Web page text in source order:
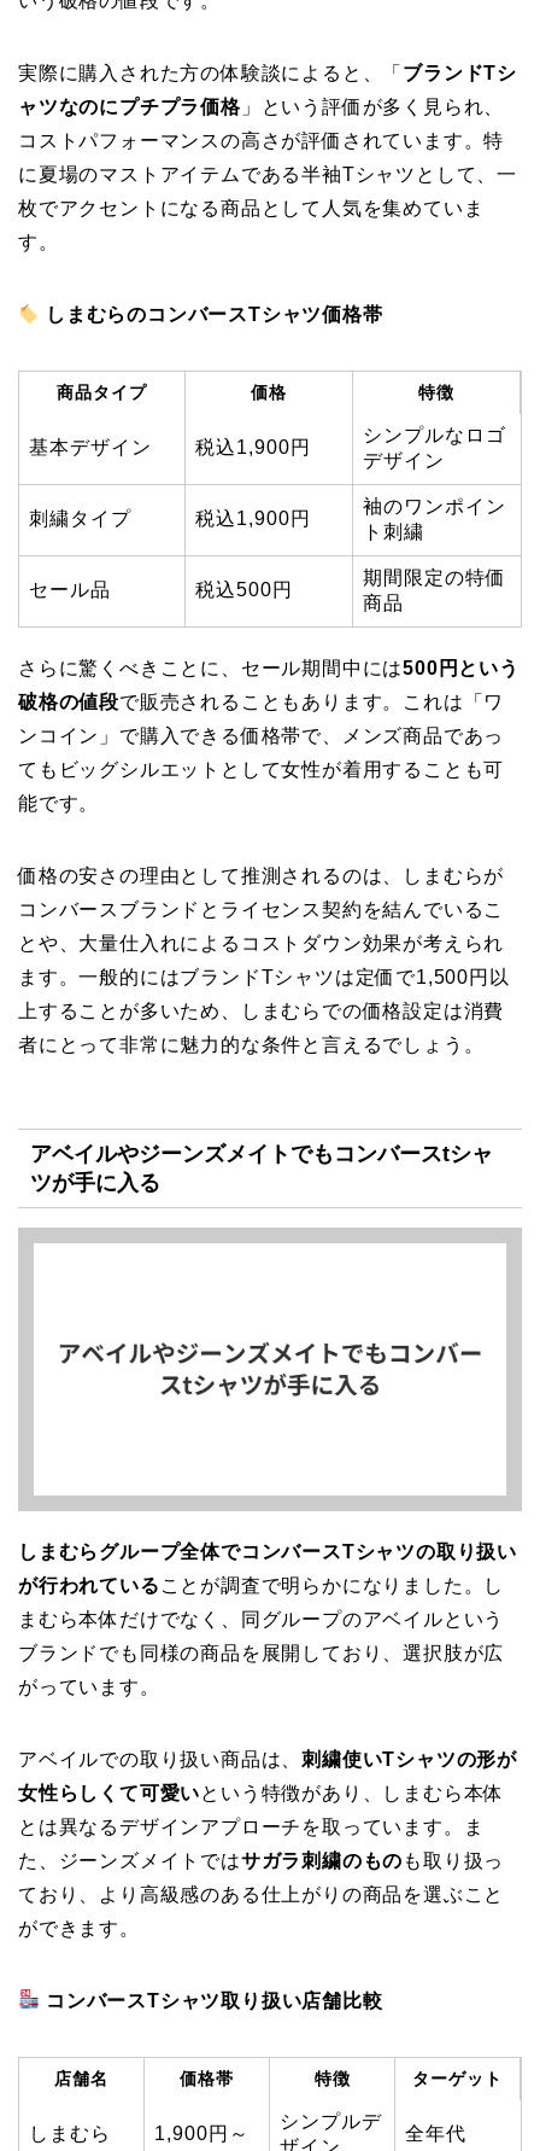
実際に購入された方の体験談によると、「 ブランドTシ
ャツなのにプチプラ価格」という評価が多く見られ、
コストパフォーマンスの高さが評価されています。特
に夏場のマストアイテムである半袖Tシャツとして、一
枚でアクセントになる商品として人気を集めていま
す。
しまむらのコンバースTシャツ価格帯
商品タイプ 価格 特徴
基本デザイン 税込1,900円
シンプルなロゴ
デザイン
刺繍タイプ 税込1,900円
袖のワンポイン
ト刺繍
セール品 税込500円
期間限定の特価
商品
さらに驚くべきことに、セール期間中には500円という
破格の値段で販売されることもあります。これは「ワ
ンコイン」で購入できる価格帯で、メンズ商品であっ
てもビッグシルエットとして女性が着用することも可
能です。
価格の安さの理由として推測されるのは、しまむらが
コンバースブランドとライセンス契約を結んでいるこ
とや、大量仕入れによるコストダウン効果が考えられ
ます。一般的にはブランドTシャツは定価で1,500円以
上することが多いため、しまむらでの価格設定は消費
者にとって非常に魅力的な条件と言えるでしょう。
アベイルやジーンズメイトでもコンバースtシャ
ツが手に入る
しまむらグループ全体でコンバースTシャツの取り扱い
が行われている ことが調査で明らかになりました。し
まむら本体だけでなく、同グループのアベイルという
ブランドでも同様の商品を展開しており、選択肢が広
がっています。
アベイルでの取り扱い商品は、刺繍使いTシャツの形が
女性らしくて可愛いという特徴があり、しまむら本体
とは異なるデザインアプローチを取っています。ま
た、ジーンズメイトではサガラ刺繍のもの も取り扱っ
ており、より高級感のある仕上がりの商品を選ぶこと
ができます。
コンバースTシャツ取り扱い店舗比較
店舗名 価格帯 特徴 ターゲット
しまむら 1,900円～
シンプルデ
ザイン
全年代